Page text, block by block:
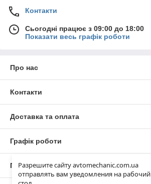
Разрешите сайту avtomechanic.com.ua
отправлять вам уведомления на рабочий
Контакти
Сьогодні працює з 09:00 до 18:00
Показати весь графік роботи
Про нас
Контакти
Доставка та оплата
Графік роботи
Повна версія сайту